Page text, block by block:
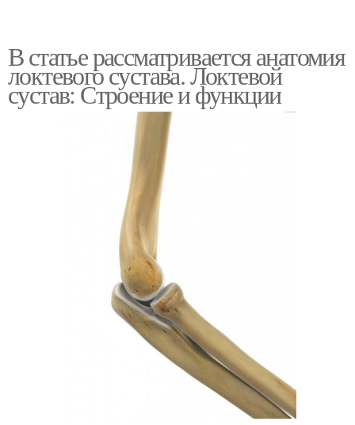
В статье рассматривается анатомия
локтевого сустава. Локтевой
сустав: Строение и функции